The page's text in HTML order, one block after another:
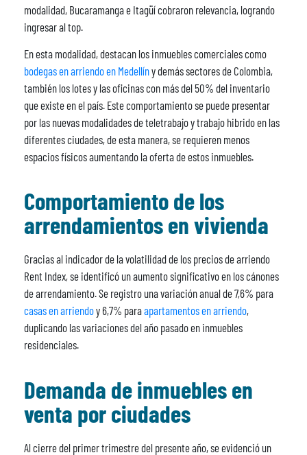
modalidad, Bucaramanga e Itagüí cobraron relevancia, logrando
ingresar al top.
En esta modalidad, destacan los inmuebles comerciales como
bodegas en arriendo en Medellíny demás sectores de Colombia,
también los lotes y las oficinas con más del 50% del inventario
que existe en el país. Este comportamiento se puede presentar
por las nuevas modalidades de teletrabajo y trabajo hibrido en las
diferentes ciudades, de esta manera, se requieren menos
espacios físicos aumentando la oferta de estos inmuebles.
Comportamiento de los
arrendamientos en vivienda
Gracias al indicador de la volatilidad de los precios de arriendo
Rent Index, se identificó un aumento significativo en los cánones
de arrendamiento. Se registro una variación anual de 7,6% para
casas en arriendoy 6,7% paraapartamentos en arriendo,
duplicando las variaciones del año pasado en inmuebles
residenciales.
Demanda de inmuebles en
venta por ciudades
Al cierre del primer trimestre del presente año, se evidenció un